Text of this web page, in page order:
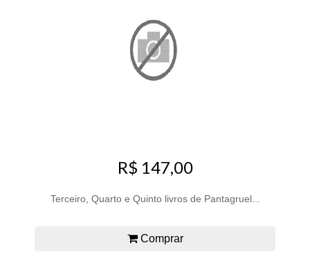
R$ 147,00
Terceiro, Quarto e Quinto livros de Pantagruel...
Comprar